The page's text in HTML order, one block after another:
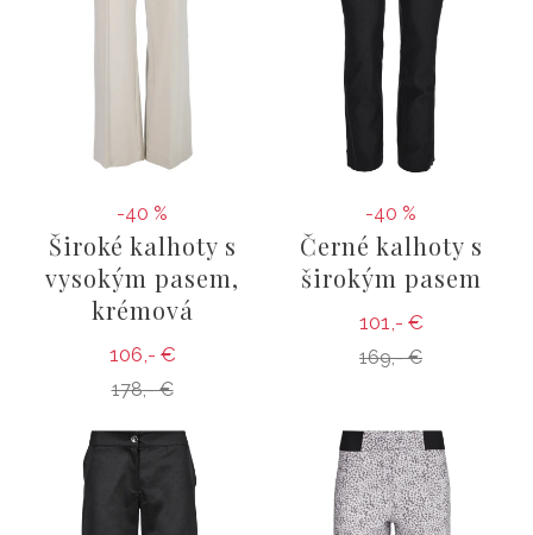
-40 %
Široké kalhoty s
vysokým pasem,
krémová
106,- €
178,- €
-40 %
Černé kalhoty s
širokým pasem
101,- €
169,- €